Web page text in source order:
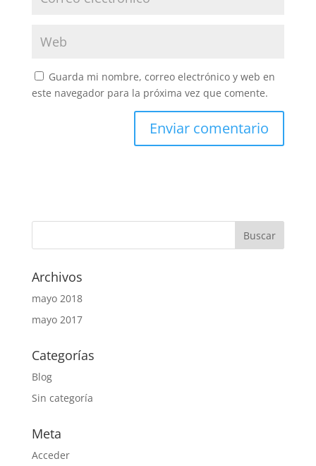
Guarda mi nombre, correo electrónico y web en
este navegador para la próxima vez que comente.
Archivos
mayo 2018
mayo 2017
Categorías
Blog
Sin categoría
Meta
Acceder